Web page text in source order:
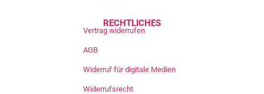
RECHTLICHES
Vertrag widerrufen
AGB
Widerruf für digitale Medien
Widerrufsrecht